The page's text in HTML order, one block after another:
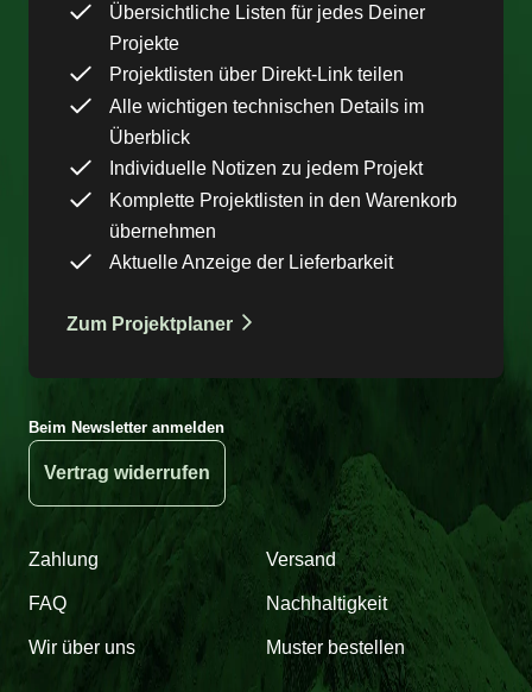
Übersichtliche Listen für jedes Deiner
Projekte
Projektlisten über Direkt-Link teilen
Alle wichtigen technischen Details im
Überblick
Individuelle Notizen zu jedem Projekt
Komplette Projektlisten in den Warenkorb
übernehmen
Aktuelle Anzeige der Lieferbarkeit
Zum Projektplaner
Beim Newsletter anmelden
Vertrag widerrufen
Zahlung Versand
FAQ Nachhaltigkeit
Wir über uns Muster bestellen